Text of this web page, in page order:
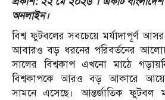
অনলাইন।
বিশ্ব ফুটবলের সবচেয়ে মর্যাদাপূর্ণ
আবারও বড় ধরনের পরিবর্তনের
সালের বিশ্বকাপ এখনো মাঠে
বিশ্বকাপকে আরও বড় আকারে
সামনে এসেছে। আন্তর্জাতিক